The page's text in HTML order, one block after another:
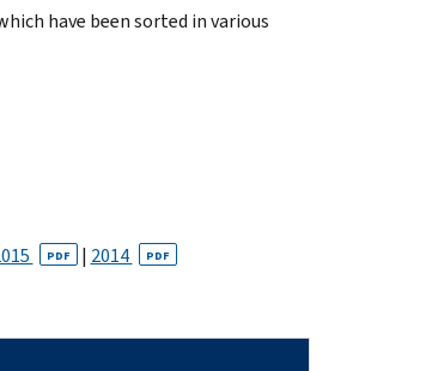
have been sorted in various
PDF | 2014 PDF